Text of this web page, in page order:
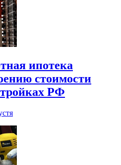
ипотека
стоимости
РФ